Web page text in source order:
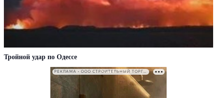
Тройной удар по Одессe
РЕКЛАМА • ООО СТРОИТЕЛЬНЫЙ ТОРГОВЫЙ ДОМ «ПЕТРОВИЧ». ИНН: 7802348846